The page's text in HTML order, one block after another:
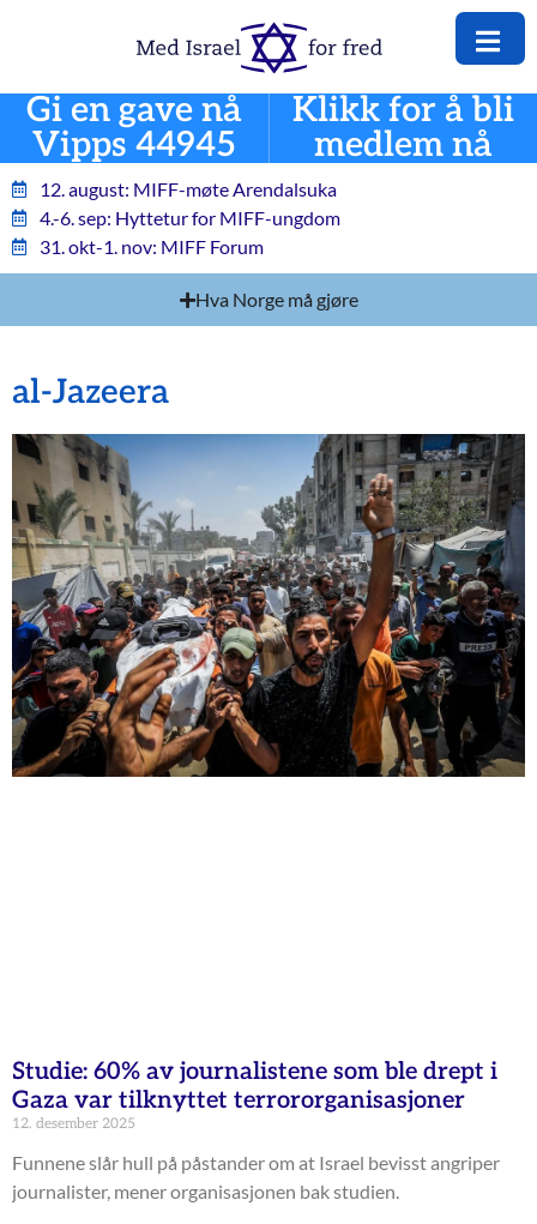
Gi en gave nå
Vipps 44945
Klikk for å bli
medlem nå
12. august: MIFF-møte Arendalsuka
4.-6. sep: Hyttetur for MIFF-ungdom
31. okt-1. nov: MIFF Forum
Hva Norge må gjøre
al-Jazeera
Studie: 60% av journalistene som ble drept i
Gaza var tilknyttet terrororganisasjoner
12. desember 2025
Funnene slår hull på påstander om at Israel bevisst angriper
journalister, mener organisasjonen bak studien.